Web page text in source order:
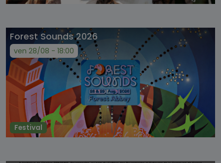
Forest Sounds 2026
ven 28/08 - 18:00
Festival